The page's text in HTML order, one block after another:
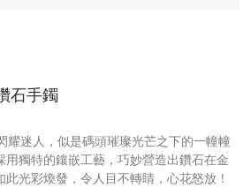
石手鐲
耀迷人，似是碼頭璀璨光芒之下的一幢幢
獨特的鑲嵌工藝，巧妙營造出鑽石在金
光彩煥發，令人目不轉睛，心花怒放！